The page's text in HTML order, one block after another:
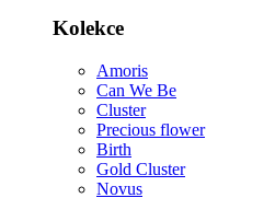
Kolekce
Amoris
Can We Be
Cluster
Precious flower
Birth
Gold Cluster
Novus